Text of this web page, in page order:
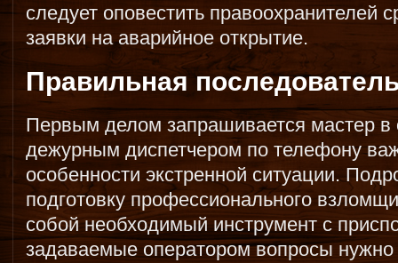
следует оповестить правоохранителей
заявки на аварийное открытие.
Правильная
Первым делом запрашивается мастер
дежурным диспетчером по телефону
особенности экстренной ситуации.
подготовку профессионального
собой необходимый инструмент с
задаваемые оператором вопросы нужно